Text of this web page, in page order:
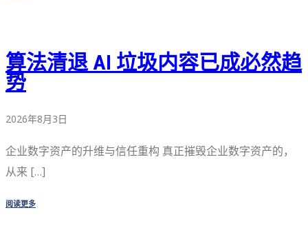
算法清退 AI 垃圾内容已成必然趋
势
2026年8月3日
企业数字资产的升维与信任重构 真正摧毁企业数字资产的，
从来 […]
阅读更多